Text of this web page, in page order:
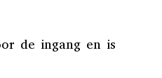
de ingang en is